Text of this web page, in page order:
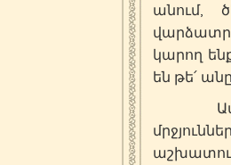
անում,
կարող
են թե՛
Ամեն